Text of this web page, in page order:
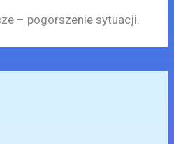
– pogorszenie sytuacji.